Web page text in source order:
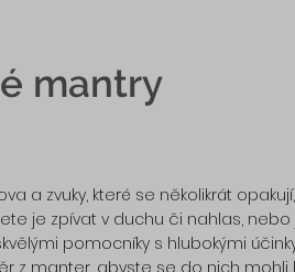
mantry
a zvuky, které se několikrát
je zpívat v duchu či nahlas,
pomocníky s hlubokými
z manter, abyste se do nich